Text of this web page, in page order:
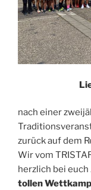
nach einer
zurück auf dem
Wir vom
herzlich bei
tollen